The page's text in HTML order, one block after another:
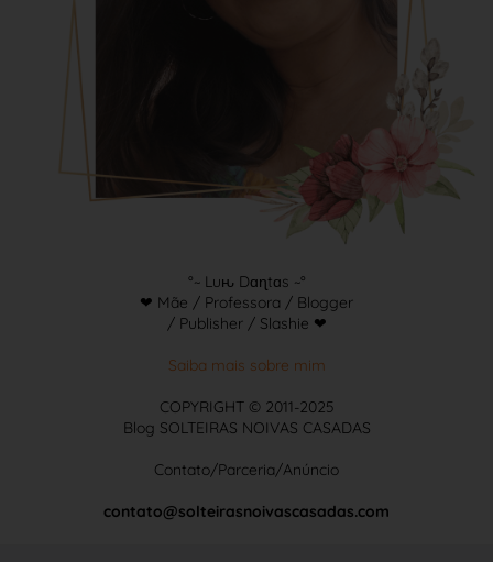
°~ Luԋ Dɑɳtɑs ~°
❤ Mãe / Professora / Blogger
/ Publisher / Slashie ❤
Saiba mais sobre mim
COPYRIGHT © 2011-2025
Blog SOLTEIRAS NOIVAS CASADAS
Contato/Parceria/Anúncio
contato@solteirasnoivascasadas.com